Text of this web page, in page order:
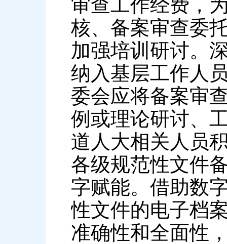
审查工作经费，
核、备案审查委
加强培训研讨。
纳入基层工作人
委会应将备案审
例或理论研讨、
道人大相关人员
各级规范性文件
字赋能。借助数
性文件的电子档
准确性和全面性